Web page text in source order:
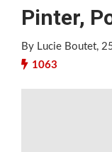
Pinter,
By Lucie Boutet,
1063